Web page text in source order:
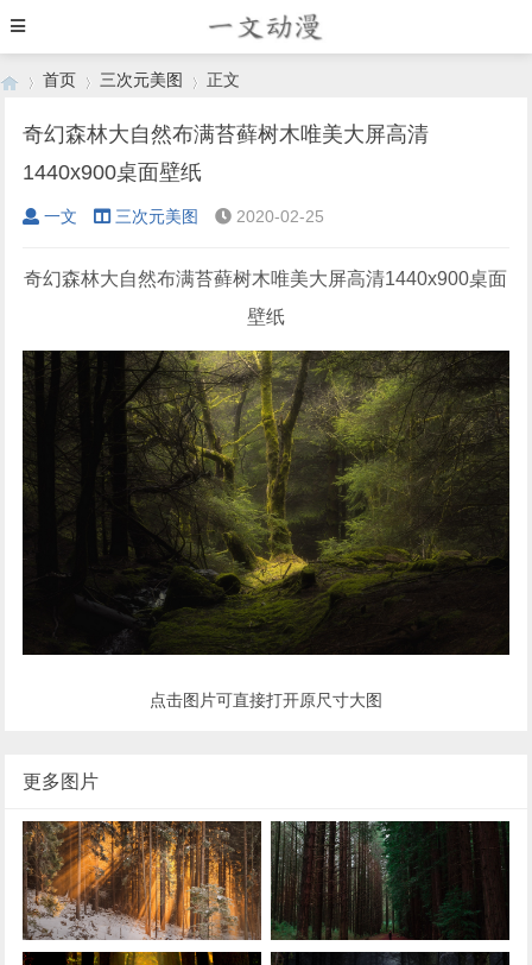
›
首页
›
三次元美图
›
正文
奇幻森林大自然布满苔藓树木唯美大屏高清
1440x900桌面壁纸
一文 三次元美图 2020-02-25
奇幻森林大自然布满苔藓树木唯美大屏高清1440x900桌面
壁纸
点击图片可直接打开原尺寸大图
更多图片